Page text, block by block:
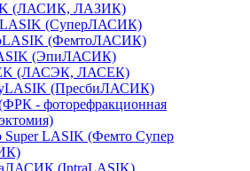
(ЛАСИК, ЛАЗИК)
(СуперЛАСИК)
(ФемтоЛАСИК)
(ЭпиЛАСИК)
(ЛАСЭК, ЛАСЕК)
(ПресбиЛАСИК)
- фоторефракционная
Super LASIK (Фемто Супер
(IntraLASIK)